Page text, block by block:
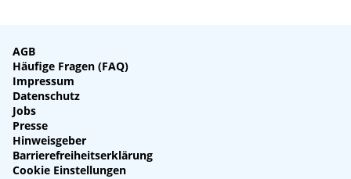
AGB
Häufige Fragen (FAQ)
Impressum
Datenschutz
Jobs
Presse
Hinweisgeber
Barrierefreiheitserklärung
Cookie Einstellungen